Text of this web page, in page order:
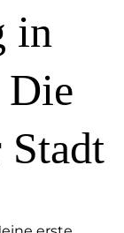
in
Die
Stadt